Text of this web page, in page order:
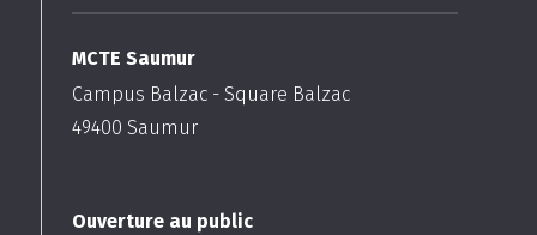
MCTE Saumur
Campus Balzac - Square Balzac
49400 Saumur
Ouverture au public